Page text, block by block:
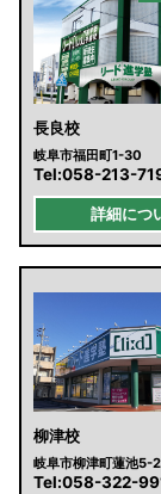
長良校
岐阜市福田町1-30
Tel:058-213-
詳細につ
柳津校
岐阜市柳津町蓮池5-
Tel:058-322-